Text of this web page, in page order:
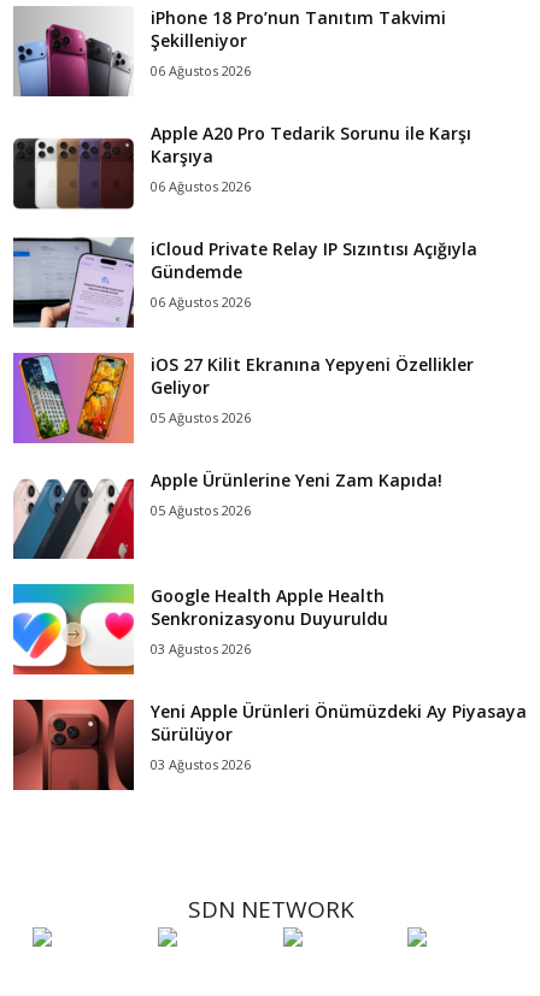
iPhone 18 Pro’nun Tanıtım Takvimi
Şekilleniyor
06 Ağustos 2026
Apple A20 Pro Tedarik Sorunu ile Karşı
Karşıya
06 Ağustos 2026
iCloud Private Relay IP Sızıntısı Açığıyla
Gündemde
06 Ağustos 2026
iOS 27 Kilit Ekranına Yepyeni Özellikler
Geliyor
05 Ağustos 2026
Apple Ürünlerine Yeni Zam Kapıda!
05 Ağustos 2026
Google Health Apple Health
Senkronizasyonu Duyuruldu
03 Ağustos 2026
Yeni Apple Ürünleri Önümüzdeki Ay Piyasaya
Sürülüyor
03 Ağustos 2026
SDN NETWORK